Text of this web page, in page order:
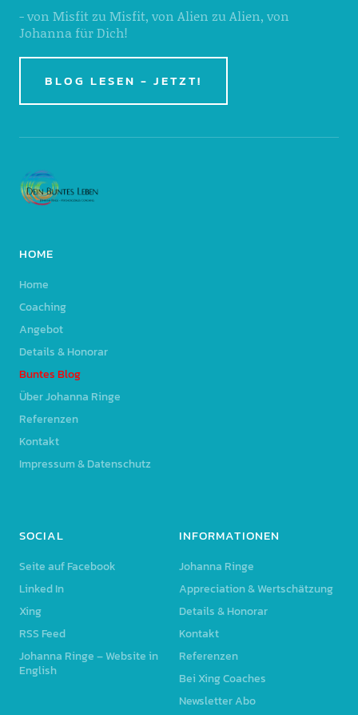
- von Misfit zu Misfit, von Alien zu Alien, von
Johanna für Dich!
BLOG LESEN - JETZT!
HOME
Home
Coaching
Angebot
Details & Honorar
Buntes Blog
Über Johanna Ringe
Referenzen
Kontakt
Impressum & Datenschutz
SOCIAL
Seite auf Facebook
Linked In
Xing
RSS Feed
Johanna Ringe – Website in
English
INFORMATIONEN
Johanna Ringe
Appreciation & Wertschätzung
Details & Honorar
Kontakt
Referenzen
Bei Xing Coaches
Newsletter Abo